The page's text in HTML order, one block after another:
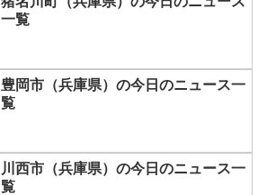
一覧
豊岡市（兵庫県）の今日のニュース一
覧
川西市（兵庫県）の今日のニュース一
覧